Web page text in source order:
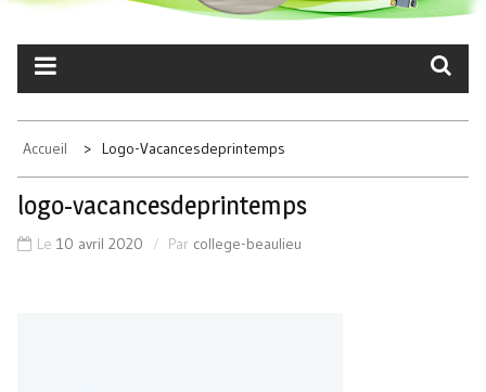
Accueil Logo-Vacancesdeprintemps
logo-vacancesdeprintemps
Le 10 avril 2020 Par college-beaulieu